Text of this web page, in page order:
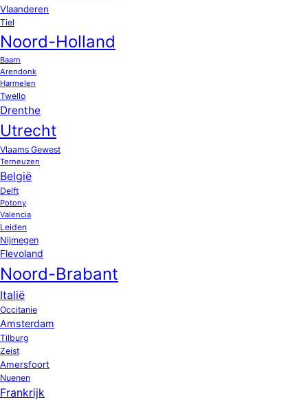
Vlaanderen
Tiel
Noord-Holland
Baarn
Arendonk
Harmelen
Twello
Drenthe
Utrecht
Vlaams Gewest
Terneuzen
België
Delft
Potony
Valencia
Leiden
Nijmegen
Flevoland
Noord-Brabant
Italië
Occitanie
Amsterdam
Tilburg
Zeist
Amersfoort
Nuenen
Frankrijk